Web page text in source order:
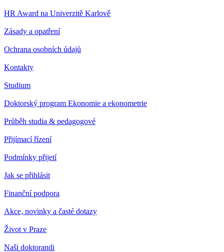
HR Award na Univerzitě Karlově
Zásady a opatření
Ochrana osobních údajů
Kontakty
Studium
Doktorský program Ekonomie a ekonometrie
Průběh studia & pedagogové
Přijímací řízení
Podmínky přijetí
Jak se přihlásit
Finanční podpora
Akce, novinky a časté dotazy
Život v Praze
Naši doktorandi